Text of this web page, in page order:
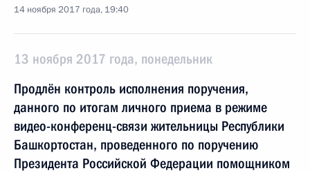
14 ноября 2017 года, 19:40
13 ноября 2017 года, понедельник
Продлён контроль исполнения поручения,
данного по итогам личного приема в режиме
видео-конференц-связи жительницы Республики
Башкортостан, проведенного по поручению
Президента Российской Федерации помощником